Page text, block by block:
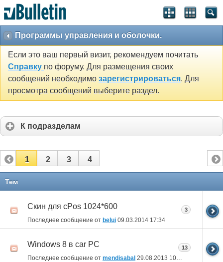
Программы управления и оболочки.
Если это ваш первый визит, рекомендуем почитать
Справку по форуму. Для размещения своих
сообщений необходимо зарегистрироваться. Для
просмотра сообщений выберите раздел.
К подразделам
1 2 3 4
Тем
Скин для cPos 1024*600
Последнее сообщение от belui 09.03.2014 17:34
3
Windows 8 в car PC
Последнее сообщение от mendisabal 29.08.2013 10:45
13